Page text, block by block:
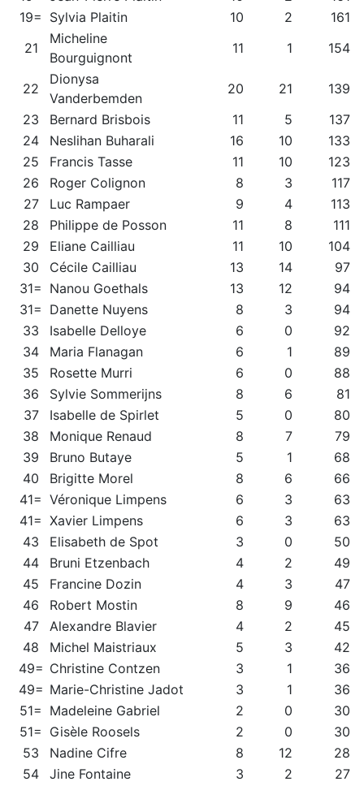
19= Sylvia Plaitin 10 2
161
21
Micheline
Bourguignont
11 1 154
22
Dionysa
Vanderbemden
20 21
139
23
Bernard Brisbois 11 5
137
24
Neslihan Buharali 16 10
133
25
Francis Tasse 11 10
123
26
Roger Colignon 8 3
117
27
Luc Rampaer 9 4
113
28
Philippe de Posson 11 8
111
29
Eliane Cailliau 11 10
104
30
Cécile Cailliau 13 14
97
31= Nanou Goethals 13 12
94
31= Danette Nuyens 8 3
94
33
Isabelle Delloye 6 0
92
34
Maria Flanagan 6 1
89
35
Rosette Murri 6 0
88
36
Sylvie Sommerijns 8 6
81
37
Isabelle de Spirlet 5 0
80
38
Monique Renaud 8 7
79
39
Bruno Butaye 5 1
68
40
Brigitte Morel 8 6
66
41= Véronique Limpens 6 3
63
41= Xavier Limpens 6 3
63
43
Elisabeth de Spot 3 0
50
44
Bruni Etzenbach 4 2
49
45
Francine Dozin 4 3
47
46
Robert Mostin 8 9
46
47
Alexandre Blavier 4 2
45
48
Michel Maistriaux 5 3
42
49= Christine Contzen 3 1
36
49= Marie-Christine Jadot 3 1
36
51= Madeleine Gabriel 2 0
30
51= Gisèle Roosels 2 0
30
53
Nadine Cifre 8 12
28
54
Jine Fontaine 3 2
27